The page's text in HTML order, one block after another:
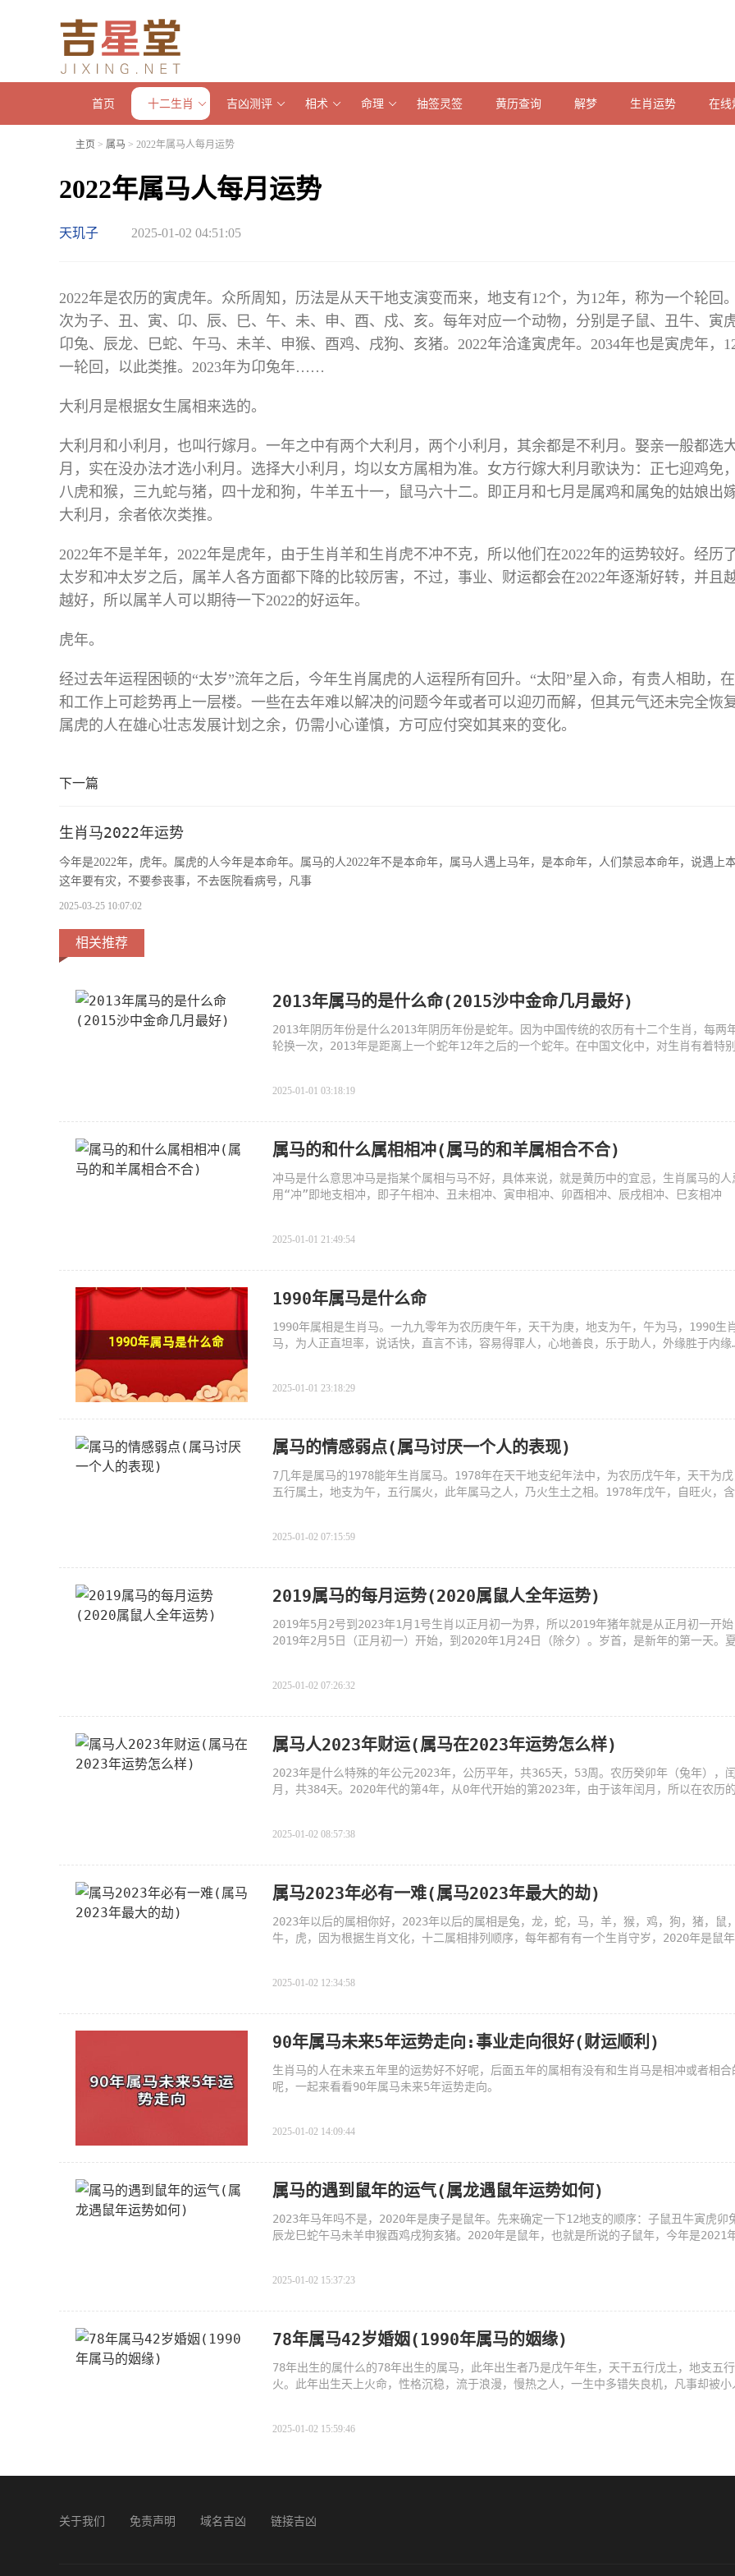
首页 十二生肖 吉凶测评 相术 命理 抽签灵签 黄历查询 解梦 生肖运势 在线
主页 > 属马 > 2022年属马人每月运势
2022年属马人每月运势
天玑子 2025-01-02 04:51:05
2022年是农历的寅虎年。众所周知，历法是从天干地支演变而来，地支有12个，为12年，称为一个轮回
次为子、丑、寅、卬、辰、巳、午、未、申、酉、戍、亥。每年对应一个动物，分别是子鼠、丑牛、寅虎
卬兔、辰龙、巳蛇、午马、未羊、申猴、酉鸡、戌狗、亥猪。2022年洽逢寅虎年。2034年也是寅虎年，
一轮回，以此类推。2023年为卬兔年……
大利月是根据女生属相来选的。
大利月和小利月，也叫行嫁月。一年之中有两个大利月，两个小利月，其余都是不利月。娶亲一般都选
月，实在没办法才选小利月。选择大小利月，均以女方属相为准。女方行嫁大利月歌诀为：正七迎鸡免
八虎和猴，三九蛇与猪，四十龙和狗，牛羊五十一，鼠马六十二。即正月和七月是属鸡和属兔的姑娘出
大利月，余者依次类推。
2022年不是羊年，2022年是虎年，由于生肖羊和生肖虎不冲不克，所以他们在2022年的运势较好。经历
太岁和冲太岁之后，属羊人各方面都下降的比较厉害，不过，事业、财运都会在2022年逐渐好转，并且
越好，所以属羊人可以期待一下2022的好运年。
虎年。
经过去年运程困顿的“太岁”流年之后，今年生肖属虎的人运程所有回升。“太阳”星入命，有贵人相助，
和工作上可趁势再上一层楼。一些在去年难以解决的问题今年或者可以迎刃而解，但其元气还未完全恢复
属虎的人在雄心壮志发展计划之余，仍需小心谨慎，方可应付突如其来的变化。
下一篇
生肖马2022年运势
今年是2022年，虎年。属虎的人今年是本命年。属马的人2022年不是本命年，属马人遇上马年，是本命年，人们禁忌本命年，说遇上
这年要有灾，不要参丧事，不去医院看病号，凡事
2025-03-25 10:07:02
相关推荐
2013年属马的是什么命(2015沙中金命几月最好)
2013年阴历年份是什么2013年阴历年份是蛇年。因为中国传统的农历有十二个生肖，每两
轮换一次，2013年是距离上一个蛇年12年之后的一个蛇年。在中国文化中，对生肖有着特别
2025-01-01 03:18:19
属马的和什么属相相冲(属马的和羊属相合不合)
冲马是什么意思冲马是指某个属相与马不好，具体来说，就是黄历中的宜忌，生肖属马的人
用“冲”即地支相冲，即子午相冲、丑未相冲、寅申相冲、卯酉相冲、辰戌相冲、巳亥相冲
2025-01-01 21:49:54
1990年属马是什么命
1990年属相是生肖马。一九九零年为农历庚午年，天干为庚，地支为午，午为马，1990生
马，为人正直坦率，说话快，直言不讳，容易得罪人，心地善良，乐于助人，外缘胜于内缘
2025-01-01 23:18:29
属马的情感弱点(属马讨厌一个人的表现)
7几年是属马的1978能年生肖属马。1978年在天干地支纪年法中，为农历戊午年，天干为戊
五行属土，地支为午，五行属火，此年属马之人，乃火生土之相。1978年戊午，自旺火，含
2025-01-02 07:15:59
2019属马的每月运势(2020属鼠人全年运势)
2019年5月2号到2023年1月1号生肖以正月初一为界，所以2019年猪年就是从正月初一开始
2019年2月5日（正月初一）开始，到2020年1月24日（除夕）。岁首，是新年的第一天。夏
2025-01-02 07:26:32
属马人2023年财运(属马在2023年运势怎么样)
2023年是什么特殊的年公元2023年，公历平年，共365天，53周。农历癸卯年（兔年），
月，共384天。2020年代的第4年，从0年代开始的第2023年，由于该年闰月，所以在农历
2025-01-02 08:57:38
属马2023年必有一难(属马2023年最大的劫)
2023年以后的属相你好，2023年以后的属相是兔，龙，蛇，马，羊，猴，鸡，狗，猪，鼠，
牛，虎，因为根据生肖文化，十二属相排列顺序，每年都有有一个生肖守岁，2020年是鼠年
2025-01-02 12:34:58
90年属马未来5年运势走向:事业走向很好(财运顺利)
生肖马的人在未来五年里的运势好不好呢，后面五年的属相有没有和生肖马是相冲或者相合
呢，一起来看看90年属马未来5年运势走向。
2025-01-02 14:09:44
属马的遇到鼠年的运气(属龙遇鼠年运势如何)
2023年马年吗不是，2020年是庚子是鼠年。先来确定一下12地支的顺序：子鼠丑牛寅虎卯
辰龙巳蛇午马未羊申猴酉鸡戌狗亥猪。2020年是鼠年，也就是所说的子鼠年，今年是2021
2025-01-02 15:37:23
78年属马42岁婚姻(1990年属马的姻缘)
78年出生的属什么的78年出生的属马，此年出生者乃是戊午年生，天干五行戊土，地支五
火。此年出生天上火命，性格沉稳，流于浪漫，慢热之人，一生中多错失良机，凡事却被小
2025-01-02 15:59:46
关于我们 免责声明 域名吉凶 链接吉凶